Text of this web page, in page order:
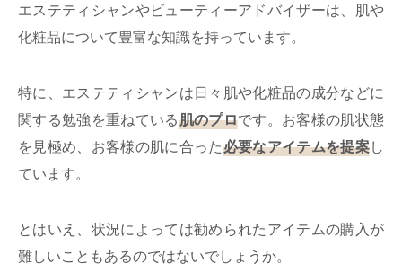
エステティシャンやビューティーアドバイザーは、肌や
化粧品について豊富な知識を持っています。
特に、エステティシャンは日々肌や化粧品の成分などに
関する勉強を重ねている肌のプロです。お客様の肌状態
を見極め、お客様の肌に合った必要なアイテムを提案し
ています。
とはいえ、状況によっては勧められたアイテムの購入が
難しいこともあるのではないでしょうか。